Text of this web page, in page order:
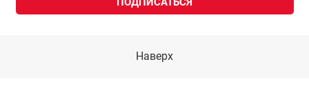
Наверх